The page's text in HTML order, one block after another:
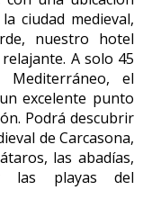
ciudad medieval,
nuestro hotel
A solo 45
el
excelente punto
Podrá descubrir
de Carcasona,
las abadías,
las playas del